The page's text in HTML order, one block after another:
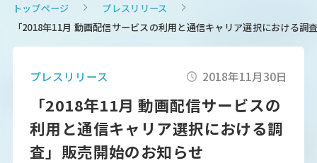
トップページ
プレスリリース
「2018年11月 動画配信サービスの利用と通信キャリア選択における調
プレスリリース 2018年11月30日
「2018年11月 動画配信サービスの
利用と通信キャリア選択における調
査」販売開始のお知らせ